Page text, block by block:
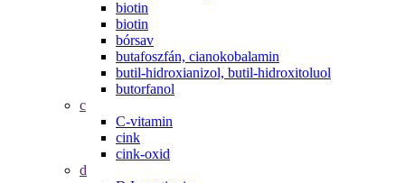
biotin
biotin
bórsav
butafoszfán, cianokobalamin
butil-hidroxianizol, butil-hidroxitoluol
butorfanol
c
C-vitamin
cink
cink-oxid
d